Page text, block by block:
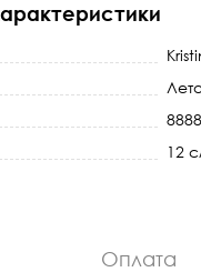
12
Оплата